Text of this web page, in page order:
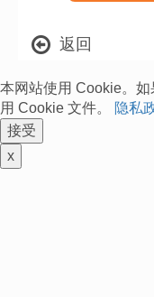
返回
本网站使用 Cookie。如
用 Cookie 文件。
隐私
接受
x